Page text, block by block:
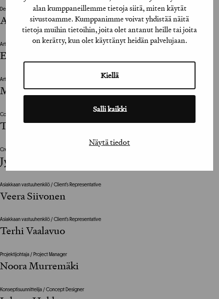
alan kumppaneillemme tietoja siitä, miten käytät
sivustoamme. Kumppanimme voivat yhdistää näitä
tietoja muihin tietoihin, joita olet antanut heille tai joita
on kerätty, kun olet käyttänyt heidän palvelujaan.
Kiellä
Salli kaikki
Näytä tiedot
Design Director
Alo Valtere
Art Director
Erno Reinikainen
Art Director
Matti Virtanen
Copywriter
Tuomas Perälä
Creative Director
Jyrki Poutanen
Asiakkaan vastuuhenkilö / Client’s Representative
Veera Siivonen
Asiakkaan vastuuhenkilö / Client’s Representative
Terhi Vaalavuo
Projektijohtaja / Project Manager
Noora Murremäki
Konseptisuunnittelija / Concept Designer